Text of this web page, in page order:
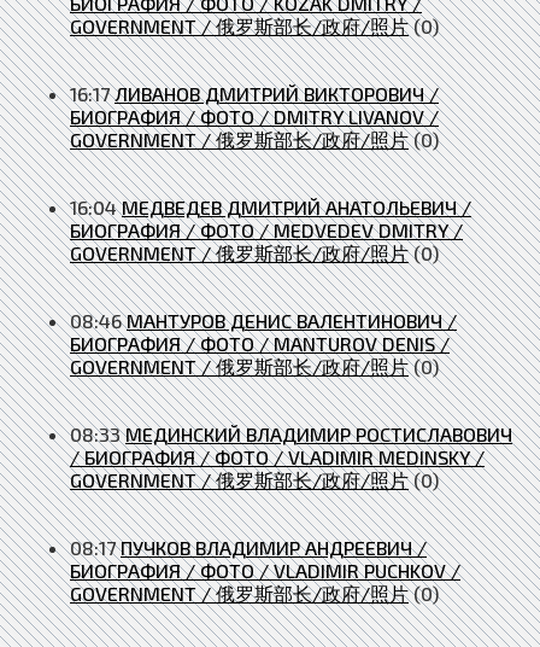
GOVERNMENT / 俄罗斯部长/政府/照片 (0)
16:17 ЛИВАНОВ ДМИТРИЙ ВИКТОРОВИЧ /
БИОГРАФИЯ / ФОТО / DMITRY LIVANOV /
GOVERNMENT / 俄罗斯部长/政府/照片 (0)
16:04 МЕДВЕДЕВ ДМИТРИЙ АНАТОЛЬЕВИЧ /
БИОГРАФИЯ / ФОТО / MEDVEDEV DMITRY /
GOVERNMENT / 俄罗斯部长/政府/照片 (0)
08:46 МАНТУРОВ ДЕНИС ВАЛЕНТИНОВИЧ /
БИОГРАФИЯ / ФОТО / MANTUROV DENIS /
GOVERNMENT / 俄罗斯部长/政府/照片 (0)
08:33 МЕДИНСКИЙ ВЛАДИМИР РОСТИСЛАВОВИЧ
/ БИОГРАФИЯ / ФОТО / VLADIMIR MEDINSKY /
GOVERNMENT / 俄罗斯部长/政府/照片 (0)
08:17 ПУЧКОВ ВЛАДИМИР АНДРЕЕВИЧ /
БИОГРАФИЯ / ФОТО / VLADIMIR PUCHKOV /
GOVERNMENT / 俄罗斯部长/政府/照片 (0)